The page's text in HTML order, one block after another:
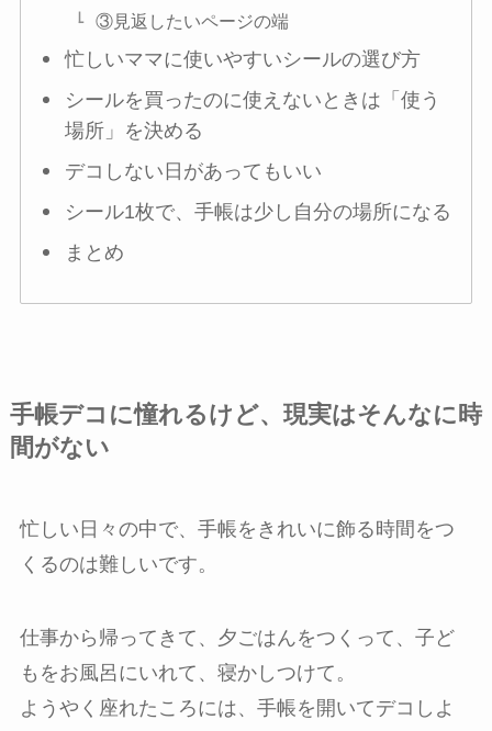
③見返したいページの端
忙しいママに使いやすいシールの選び方
シールを買ったのに使えないときは「使う
場所」を決める
デコしない日があってもいい
シール1枚で、手帳は少し自分の場所になる
まとめ
手帳デコに憧れるけど、現実はそんなに時
間がない
忙しい日々の中で、手帳をきれいに飾る時間をつ
くるのは難しいです。
仕事から帰ってきて、夕ごはんをつくって、子ど
もをお風呂にいれて、寝かしつけて。
ようやく座れたころには、手帳を開いてデコしよ